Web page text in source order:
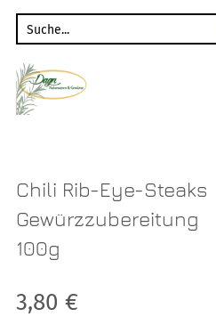
Chili Rib-Eye-Steaks
Gewürzzubereitung
100g
Verkaufspreis: 3,80 €
3,80 €